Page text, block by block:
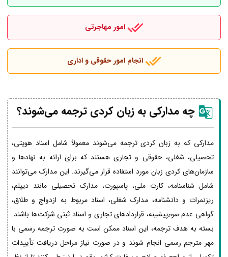
امور مهاجرتی
انجام امور حقوقی و اداری
چه مدارکی به زبان کردی ترجمه می‌شوند؟
مدارکی که به زبان کردی ترجمه می‌شوند معمولاً شامل اسناد هویتی،
تحصیلی، شغلی، حقوقی و تجاری هستند که برای ارائه به نهادها و
سازمان‌های کردی زبان مورد استفاده قرار می‌گیرند. این مدارک می‌توانند
شامل شناسنامه، کارت ملی، پاسپورت، مدارک تحصیلی مانند دیپلم،
ریزنمرات و دانشنامه، مدارک شغلی، اسناد مربوط به ازدواج و طلاق،
گواهی عدم سوءپیشینه، قراردادهای تجاری و اسناد ثبتی شرکت‌ها باشند.
بسته به هدف ترجمه، این اسناد ممکن است به صورت ترجمه رسمی با
مهر مترجم رسمی انجام شوند و در صورت نیاز مراحل دریافت تأییدات